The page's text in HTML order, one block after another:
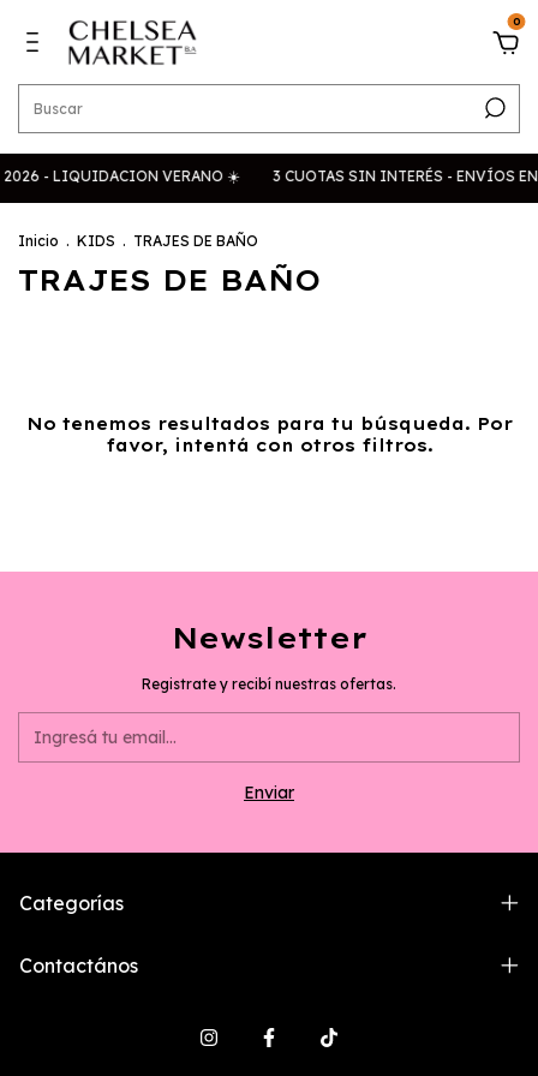
0
2026 - LIQUIDACION VERANO ☀️ 3 CUOTAS SIN INTERÉS - ENVÍOS
Inicio . KIDS . TRAJES DE BAÑO
TRAJES DE BAÑO
No tenemos resultados para tu búsqueda. Por
favor, intentá con otros filtros.
Newsletter
Registrate y recibí nuestras ofertas.
Categorías
Contactános